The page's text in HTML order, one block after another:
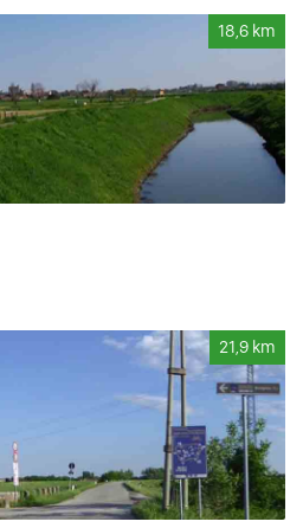
18,6 km
21,9 km